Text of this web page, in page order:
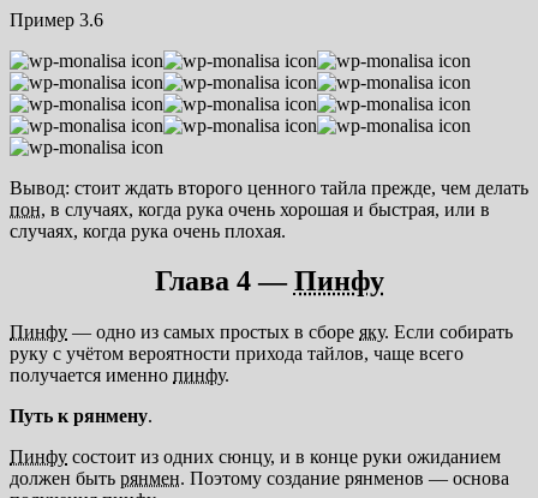
Пример 3.6
Вывод: стоит ждать второго ценного тайла прежде, чем делать
пон, в случаях, когда рука очень хорошая и быстрая, или в
случаях, когда рука очень плохая.
Глава 4 —Пинфу
Пинфу — одно из самых простых в сборе яку. Если собирать
руку с учётом вероятности прихода тайлов, чаще всего
получается именно пинфу.
Путь к рянмену.
Пинфу состоит из одних сюнцу, и в конце руки ожиданием
должен быть рянмен. Поэтому создание рянменов — основа